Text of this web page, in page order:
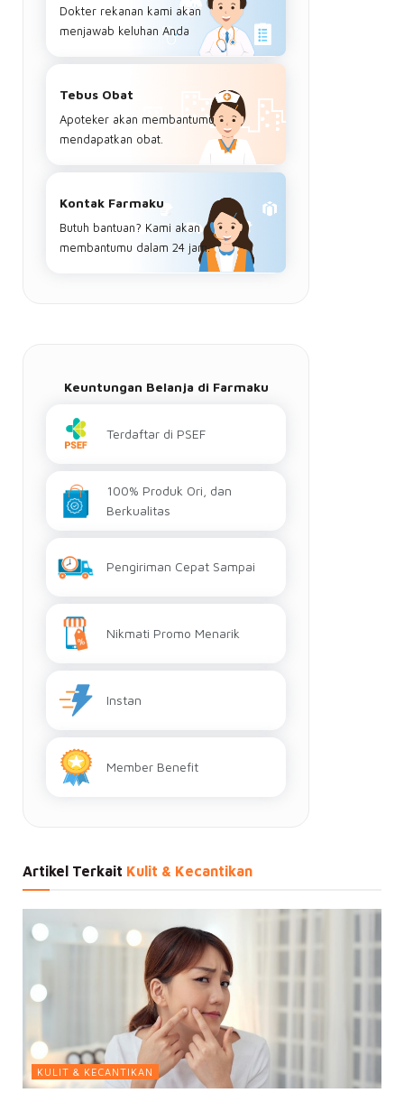
Dokter rekanan kami akan
menjawab keluhan Anda
Tebus Obat
Apoteker akan membantumu
mendapatkan obat.
Kontak Farmaku
Butuh bantuan? Kami akan
membantumu dalam 24 jam.
Keuntungan Belanja di Farmaku
Terdaftar di PSEF
100% Produk Ori, dan
Berkualitas
Pengiriman Cepat Sampai
Nikmati Promo Menarik
Instan
Member Benefit
Artikel Terkait Kulit & Kecantikan
KULIT & KECANTIKAN